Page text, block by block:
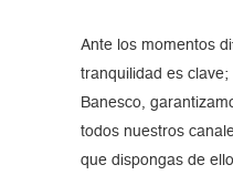
Ante los momentos
tranquilidad es
Banesco,
todos nuestros
que dispongas de